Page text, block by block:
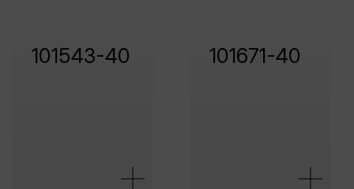
101543-40 101671-40